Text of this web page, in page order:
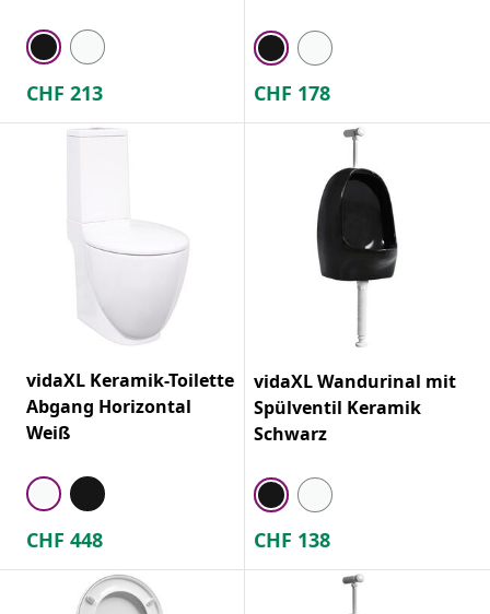
CHF 213 CHF 178
vidaXL Keramik-Toilette
Abgang Horizontal
Weiß
CHF 448
vidaXL Wandurinal mit
Spülventil Keramik
Schwarz
CHF 138